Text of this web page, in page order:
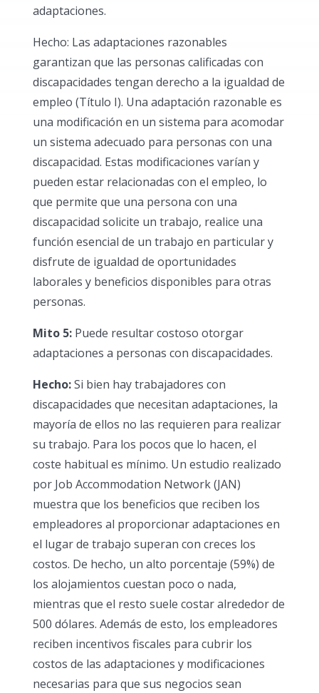
adaptaciones.
Hecho: Las adaptaciones razonables
garantizan que las personas calificadas con
discapacidades tengan derecho a la igualdad de
empleo (Título I). Una adaptación razonable es
una modificación en un sistema para acomodar
un sistema adecuado para personas con una
discapacidad. Estas modificaciones varían y
pueden estar relacionadas con el empleo, lo
que permite que una persona con una
discapacidad solicite un trabajo, realice una
función esencial de un trabajo en particular y
disfrute de igualdad de oportunidades
laborales y beneficios disponibles para otras
personas.
Mito 5: Puede resultar costoso otorgar
adaptaciones a personas con discapacidades.
Hecho:Si bien hay trabajadores con
discapacidades que necesitan adaptaciones, la
mayoría de ellos no las requieren para realizar
su trabajo. Para los pocos que lo hacen, el
coste habitual es mínimo. Un estudio realizado
por Job Accommodation Network (JAN)
muestra que los beneficios que reciben los
empleadores al proporcionar adaptaciones en
el lugar de trabajo superan con creces los
costos. De hecho, un alto porcentaje (59%) de
los alojamientos cuestan poco o nada,
mientras que el resto suele costar alrededor de
500 dólares. Además de esto, los empleadores
reciben incentivos fiscales para cubrir los
costos de las adaptaciones y modificaciones
necesarias para que sus negocios sean